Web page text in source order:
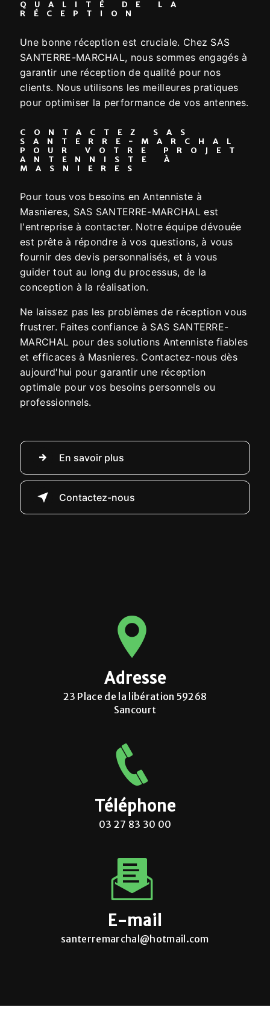
QUALITÉ DE LA
RÉCEPTION
Une bonne réception est cruciale. Chez SAS
SANTERRE-MARCHAL, nous sommes engagés à
garantir une réception de qualité pour nos
clients. Nous utilisons les meilleures pratiques
pour optimiser la performance de vos antennes.
CONTACTEZ SAS
SANTERRE-MARCHAL
POUR VOTRE PROJET
ANTENNISTE À
MASNIERES
Pour tous vos besoins en Antenniste à
Masnieres, SAS SANTERRE-MARCHAL est
l'entreprise à contacter. Notre équipe dévouée
est prête à répondre à vos questions, à vous
fournir des devis personnalisés, et à vous
guider tout au long du processus, de la
conception à la réalisation.
Ne laissez pas les problèmes de réception vous
frustrer. Faites confiance à SAS SANTERRE-
MARCHAL pour des solutions Antenniste fiables
et efficaces à Masnieres. Contactez-nous dès
aujourd'hui pour garantir une réception
optimale pour vos besoins personnels ou
professionnels.
En savoir plus
Contactez-nous
Adresse
23 Place de la libération 59268
Sancourt
Téléphone
03 27 83 30 00
E-mail
santerremarchal@hotmail.com